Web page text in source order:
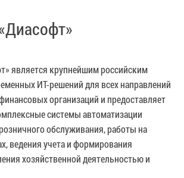
является крупнейшим российским
ИТ-решений для всех направлений
организаций и предоставляет
системы автоматизации
обслуживания, работы на
ведения учета и формирования
хозяйственной деятельностью и